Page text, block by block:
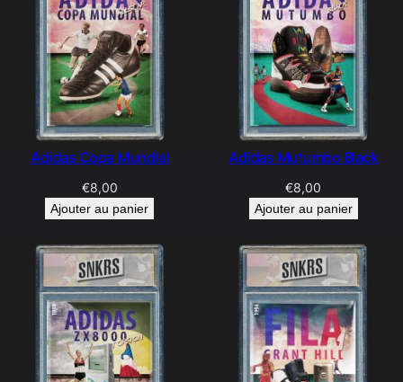
Adidas Copa Mundial
€8,00
Ajouter au panier
Adidas Mutumbo Black
€8,00
Ajouter au panier